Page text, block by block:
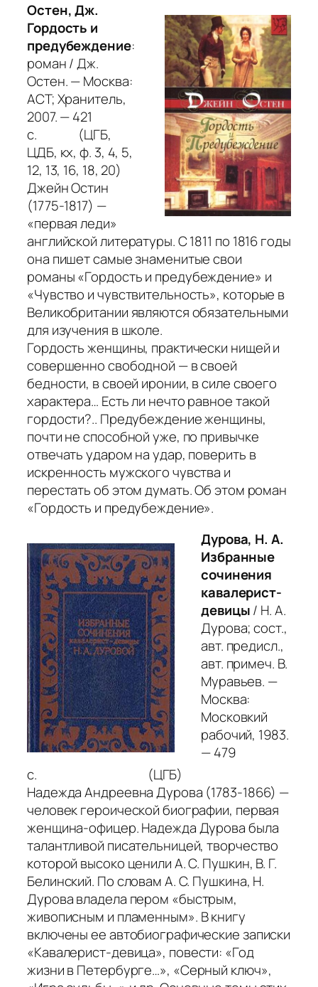
Остен, Дж.
Гордость и
предубеждение:
роман / Дж.
Остен. — Москва:
АСТ; Хранитель,
2007. — 421
с. (ЦГБ,
ЦДБ, кх, ф. 3, 4, 5,
12, 13, 16, 18, 20)
Джейн Остин
(1775-1817) —
«первая леди»
английской литературы. С 1811 по 1816 годы
она пишет самые знаменитые свои
романы«Гордость и предубеждение» и
«Чувство и чувствительность», которые в
Великобритании являются обязательными
для изучения в школе.
Гордость женщины, практически нищей и
совершенно свободной — в своей
бедности, в своей иронии, в силе своего
характера… Есть ли нечто равное такой
гордости?.. Предубеждение женщины,
почти не способной уже, по привычке
отвечать ударом на удар, поверить в
искренность мужского чувства и
перестать об этом думать. Об этом роман
«Гордость и предубеждение».
Дурова, Н. А.
Избранные
сочинения
кавалерист-
девицы/ Н. А.
Дурова; сост.,
авт. предисл.,
авт. примеч. В.
Муравьев. —
Москва:
Московкий
рабочий, 1983.
— 479
с. (ЦГБ)
Надежда Андреевна Дурова (1783-1866) —
человек героической биографии, первая
женщина-офицер. Надежда Дурова была
талантливой писательницей, творчество
которой высоко ценили А. С. Пушкин, В. Г.
Белинский. По словам А. С. Пушкина, Н.
Дурова владела пером «быстрым,
живописным и пламенным». В книгу
включены ее автобиографические записки
«Кавалерист-девица», повести: «Год
жизни в Петербурге…», «Серный ключ»,